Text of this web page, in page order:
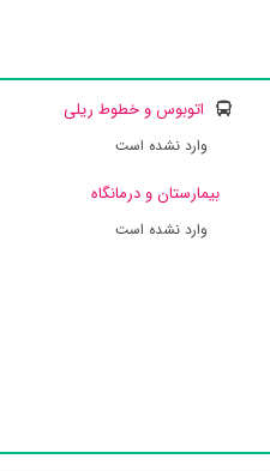
اتوبوس و خطوط ریلی
وارد نشده است
بیمارستان و درمانگاه
وارد نشده است